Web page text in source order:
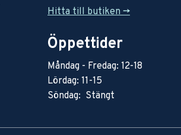
Hitta till butiken ->
Öppettider
Måndag - Fredag: 12-18
Lördag: 11-15
Söndag: Stängt